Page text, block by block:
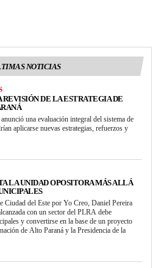
NOTICIAS
DE LA ESTRATEGIA DE
una evaluación integral del sistema de
aplicarse nuevas estrategias, refuerzos y
LA UNIDAD OPOSITORA MÁS ALLÁ
Ciudad del Este por Yo Creo, Daniel Pereira
con un sector del PLRA debe
y convertirse en la base de un proyecto
de Alto Paraná y la Presidencia de la